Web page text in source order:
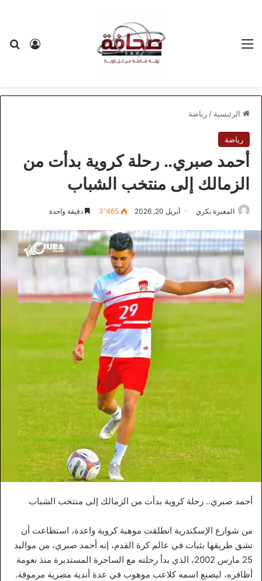
الرئيسية / رياضة
رياضة
أحمد صبري.. رحلة كروية بدأت من
الزمالك إلى منتخب الشباب
المغيرة بكري أبريل 20, 2026 3٬465 دقيقة واحدة
أحمد صبري.. رحلة كروية بدأت من الزمالك إلى منتخب الشباب
من شوارع الإسكندرية انطلقت موهبة كروية واعدة، استطاعت أن
تشق طريقها بثبات في عالم كرة القدم، إنه أحمد صبري، من مواليد
25 مارس 2002، الذي بدأ رحلته مع الساحرة المستديرة منذ نعومة
أظافره، ليصنع اسمه كلاعب موهوب في عدة أندية مصرية مرموقة.